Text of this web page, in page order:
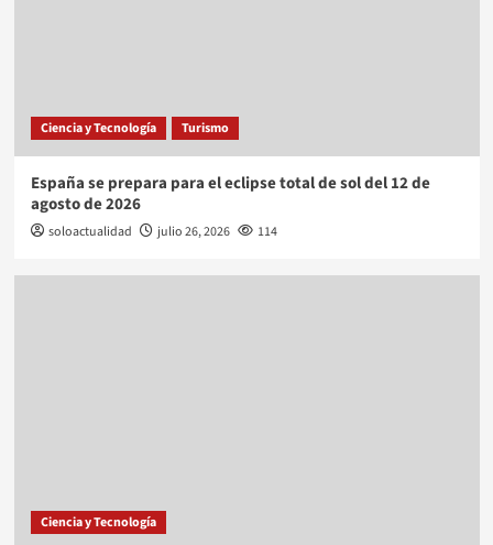
Ciencia y Tecnología Turismo
España se prepara para el eclipse total de sol del 12 de
agosto de 2026
soloactualidad julio 26, 2026 114
Ciencia y Tecnología